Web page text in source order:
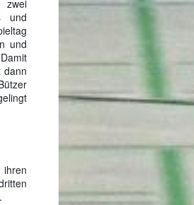
zwei
und
und
dann